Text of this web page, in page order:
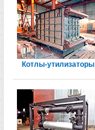
Котлы-утилизаторы